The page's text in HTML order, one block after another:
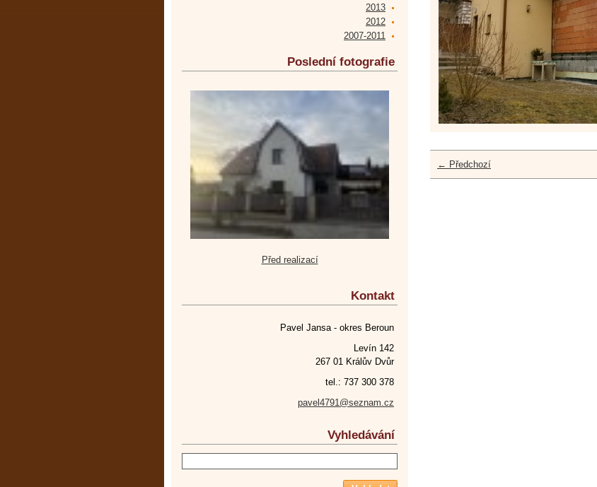
← Předchozí
2013
2012
2007-2011
Poslední fotografie
Před realizací
Kontakt
Pavel Jansa - okres Beroun
Levín 142
267 01 Králův Dvůr
tel.: 737 300 378
pavel4791@seznam.cz
Vyhledávání